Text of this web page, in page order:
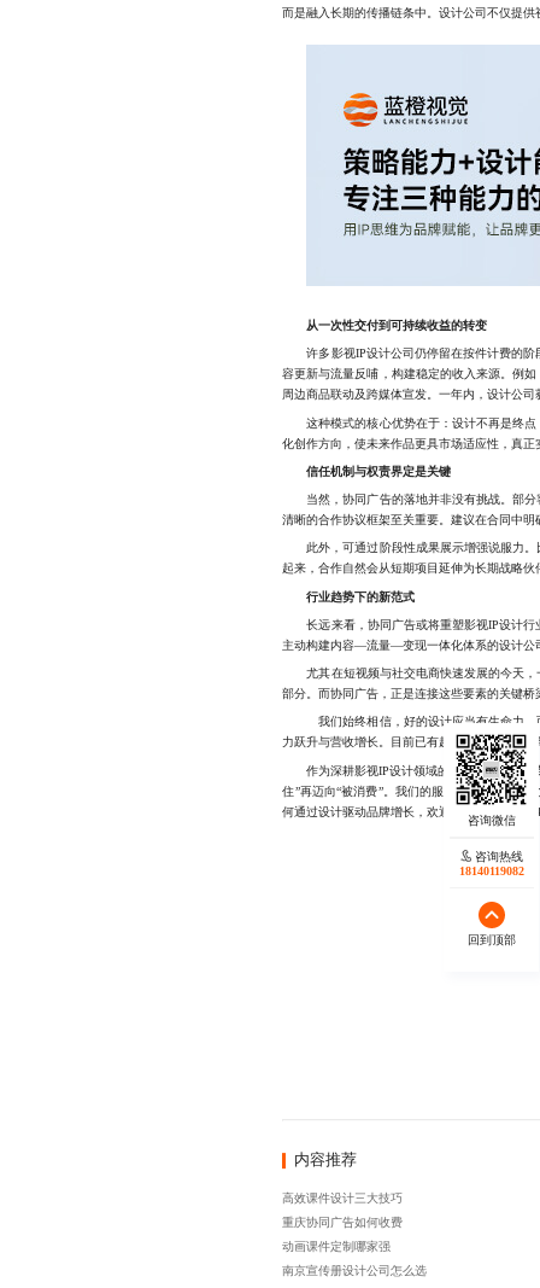
而是融入长期的传播链条中。设计公司不仅提
从一次性交付到可持续收益的转变
许多影视IP设计公司仍停留在按件计费的阶
容更新与流量反哺，构建稳定的收入来源。例
周边商品联动及跨媒体宣发。一年内，设计公
这种模式的核心优势在于：设计不再是终点
化创作方向，使未来作品更具市场适应性，真正
信任机制与权责界定是关键
当然，协同广告的落地并非没有挑战。部分
清晰的合作协议框架至关重要。建议在合同中
此外，可通过阶段性成果展示增强说服力。
起来，合作自然会从短期项目延伸为长期战略伙
行业趋势下的新范式
长远来看，协同广告或将重塑影视IP设计行
主动构建内容—流量—变现一体化体系的设计公
尤其在短视频与社交电商快速发展的今天，
部分。而协同广告，正是连接这些要素的关键桥
我们始终相信，好的设计应当有生命力，而
力跃升与营收增长。目前已有超过40%的客户
作为深耕影视IP设计领域的专业团队，我们
住”再迈向“被消费”。我们的服务涵盖从概念
何通过设计驱动品牌增长，欢迎直接联系
内容推荐
高效课件设计三大技巧
重庆协同广告如何收费
动画课件定制哪家强
南京宣传册设计公司怎么选
咨询热线
18140119082
回到顶部